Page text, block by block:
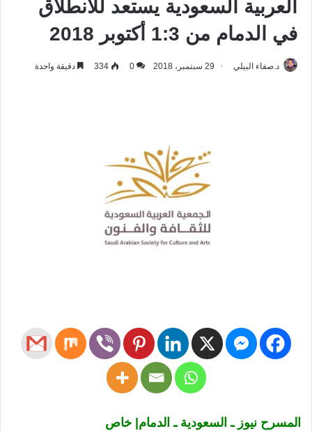
العربية السعودية يستعد للانطلاق
في الدمام من 1:3 أكتوبر 2018
د.صفاء البيلي 29 سبتمبر، 2018 0
334 دقيقة واحدة
المسرح نيوز ـ السعودية ـ الدمام| خاص